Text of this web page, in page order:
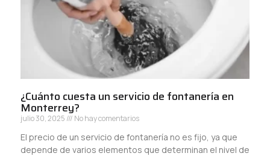
¿Cuánto cuesta un servicio de fontanería en
Monterrey?
julio 30, 2025 No hay comentarios
El precio de un servicio de fontanería no es fijo, ya que
depende de varios elementos que determinan el nivel de